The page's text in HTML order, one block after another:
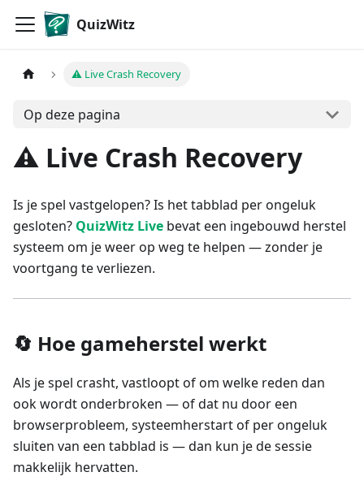
QuizWitz
⚠️ Live Crash Recovery
Op deze pagina
⚠️ Live Crash Recovery
Is je spel vastgelopen? Is het tabblad per ongeluk
gesloten? QuizWitz Live bevat een ingebouwd herstel
systeem om je weer op weg te helpen — zonder je
voortgang te verliezen.
🔄 Hoe gameherstel werkt
Als je spel crasht, vastloopt of om welke reden dan
ook wordt onderbroken — of dat nu door een
browserprobleem, systeemherstart of per ongeluk
sluiten van een tabblad is — dan kun je de sessie
makkelijk hervatten.